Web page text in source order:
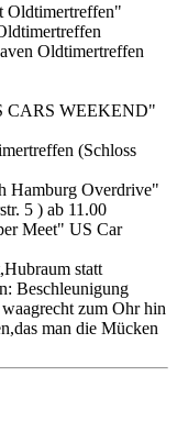
Oldtimertreffen"
Oldtimertreffen
CARS WEEKEND"
(Schloss
Hamburg Overdrive"
5 ) ab 11.00
Meet" US Car
statt
Beschleunigung
zum Ohr hin
man die Mücken